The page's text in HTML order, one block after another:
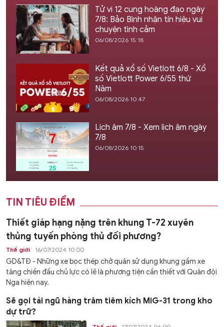
Tử vi 12 cung hoàng đạo ngày
7/8: Bảo Bình nhận tín hiệu vui
chuyện tình cảm
06/08/2026 15:18
Kết quả xổ số Vietlott 6/8 - Xổ
số Vietlott Power 6/55 thứ
Năm
06/08/2026 10:47
Lịch âm 7/8 - Xem lịch âm ngày
7/8
06/08/2026 10:15
TIN TIÊU ĐIỂM
Thiết giáp hạng nặng trên khung T-72 xuyên
thủng tuyến phòng thủ đối phương?
Thế giới 16/07/2024 10:00
GD&TĐ - Những xe bọc thép chở quân sử dụng khung gầm xe
tăng chiến đấu chủ lực có lẽ là phương tiện cần thiết với Quân đội
Nga hiện nay.
Sẽ gọi tái ngũ hàng trăm tiêm kích MiG-31 trong kho
dự trữ?